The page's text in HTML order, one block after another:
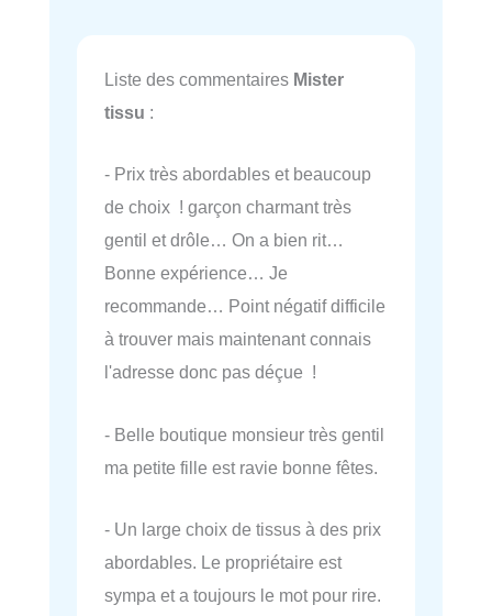
Liste des commentaires Mister
tissu :
- Prix très abordables et beaucoup
de choix ! garçon charmant très
gentil et drôle… On a bien rit…
Bonne expérience… Je
recommande… Point négatif difficile
à trouver mais maintenant connais
l'adresse donc pas déçue !
- Belle boutique monsieur très gentil
ma petite fille est ravie bonne fêtes.
- Un large choix de tissus à des prix
abordables. Le propriétaire est
sympa et a toujours le mot pour rire.